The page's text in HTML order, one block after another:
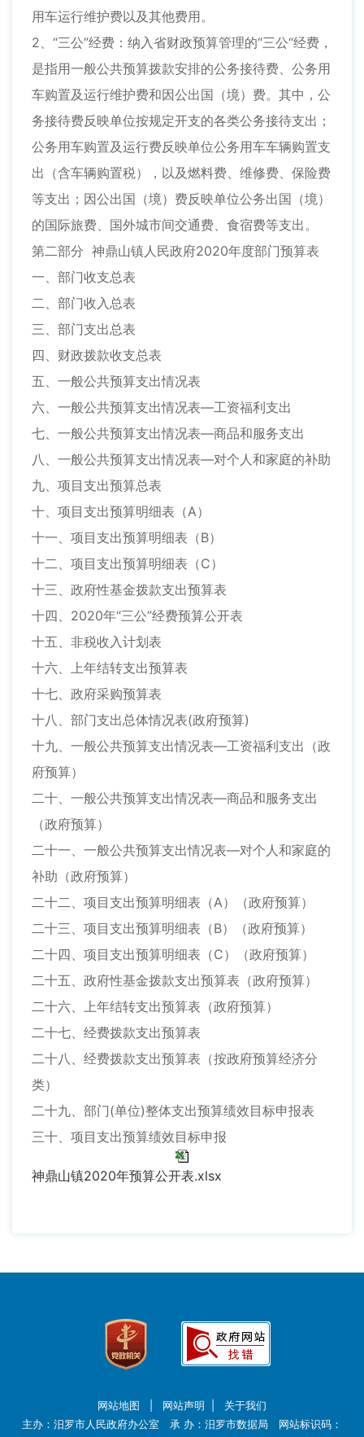
用车运行维护费以及其他费用。
2、“三公”经费：纳入省财政预算管理的“三公“经费，
是指用一般公共预算拨款安排的公务接待费、公务用
车购置及运行维护费和因公出国（境）费。其中，公
务接待费反映单位按规定开支的各类公务接待支出；
公务用车购置及运行费反映单位公务用车车辆购置支
出（含车辆购置税），以及燃料费、维修费、保险费
等支出；因公出国（境）费反映单位公务出国（境）
的国际旅费、国外城市间交通费、食宿费等支出。
第二部分 神鼎山镇人民政府2020年度部门预算表
一、部门收支总表
二、部门收入总表
三、部门支出总表
四、财政拨款收支总表
五、一般公共预算支出情况表
六、一般公共预算支出情况表—工资福利支出
七、一般公共预算支出情况表—商品和服务支出
八、一般公共预算支出情况表—对个人和家庭的补助
九、项目支出预算总表
十、项目支出预算明细表（A）
十一、项目支出预算明细表（B）
十二、项目支出预算明细表（C）
十三、政府性基金拨款支出预算表
十四、2020年“三公”经费预算公开表
十五、非税收入计划表
十六、上年结转支出预算表
十七、政府采购预算表
十八、部门支出总体情况表(政府预算)
十九、一般公共预算支出情况表—工资福利支出（政
府预算）
二十、一般公共预算支出情况表—商品和服务支出
（政府预算）
二十一、一般公共预算支出情况表—对个人和家庭的
补助（政府预算）
二十二、项目支出预算明细表（A）（政府预算）
二十三、项目支出预算明细表（B）（政府预算）
二十四、项目支出预算明细表（C）（政府预算）
二十五、政府性基金拨款支出预算表（政府预算）
二十六、上年结转支出预算表（政府预算）
二十七、经费拨款支出预算表
二十八、经费拨款支出预算表（按政府预算经济分
类）
二十九、部门(单位)整体支出预算绩效目标申报表
三十、项目支出预算绩效目标申报
神鼎山镇2020年预算公开表.xlsx
网站地图 网站声明
关于我们
主办：汨罗市人民政府办公室 承 办：汨罗市数据局 网站标识码：